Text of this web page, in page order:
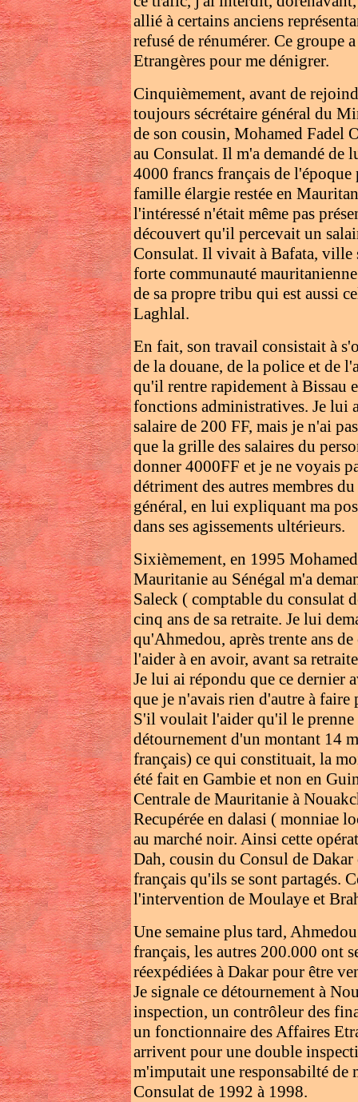
allié à certains anciens
refusé de rénumérer. Ce groupe
Etrangères pour me dénigrer.
Cinquièmement, avant de
toujours sécrétaire général du
de son cousin, Mohamed Fadel
au Consulat. Il m'a demandé de
4000 francs français de
famille élargie restée en
l'intéressé n'était même pas
découvert qu'il percevait un
Consulat. Il vivait à Bafata, ville
forte communauté
de sa propre tribu qui est aussi
Laghlal.
En fait, son travail consistait à
de la douane, de la police et de
qu'il rentre rapidement à Bissau
fonctions administratives. Je lui
salaire de 200 FF, mais je n'ai
que la grille des salaires du
donner 4000FF et je ne voyais
détriment des autres membres
général, en lui expliquant ma
dans ses agissements ultérieurs.
Sixièmement, en 1995
Mauritanie au Sénégal m'a
Saleck ( comptable du consulat
cinq ans de sa retraite. Je lui
qu'Ahmedou, après trente ans
l'aider à en avoir, avant sa
Je lui ai répondu que ce dernier
que je n'avais rien d'autre à
S'il voulait l'aider qu'il le prenne
détournement d'un montant 14
français) ce qui constituait, la
été fait en Gambie et non en
Centrale de Mauritanie à
Recupérée en dalasi ( monniae
au marché noir. Ainsi cette
Dah, cousin du Consul de
français qu'ils se sont partagés.
l'intervention de Moulaye et
Une semaine plus tard,
français, les autres 200.000 ont
réexpédiées à Dakar pour être
Je signale ce détournement à
inspection, un contrôleur des
un fonctionnaire des Affaires
arrivent pour une double
m'imputait une responsabilté de
Consulat de 1992 à 1998.